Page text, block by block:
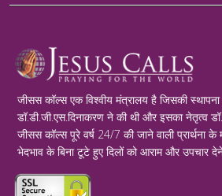
जीसस कॉल्स एक विश्वीय मंत्रालय है जिसकी स्थापना
डॉ.डी.जी.एस.दिनाकरण ने की थी और इसका नेतृत्व
जीसस कॉल्स पूरे वर्ष 24/7 की जाने वाली प्रार्थना
भेदभाव के बिना टूटे हुए दिलों को आराम और उपचार